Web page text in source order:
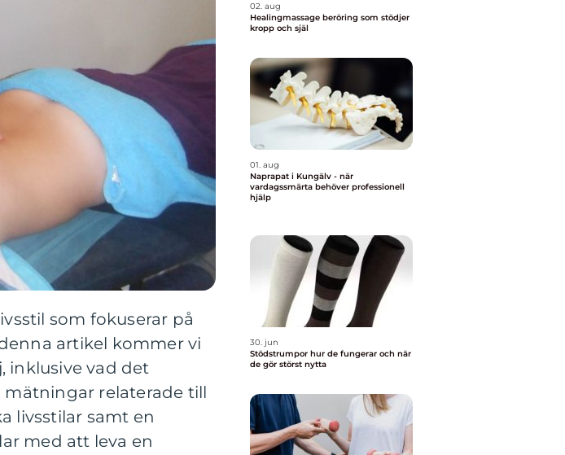
som fokuserar på
artikel kommer vi
inklusive vad det
relaterade till
livsstilar samt en
med att leva en
02. aug
Healingmassage beröring som stödjer
kropp och själ
01. aug
Naprapat i Kungälv - när
vardagssmärta behöver professionell
hjälp
30. jun
Stödstrumpor hur de fungerar och när
de gör störst nytta